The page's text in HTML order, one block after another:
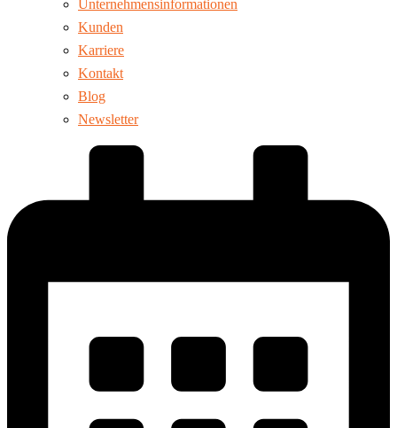
Unternehmensinformationen
Kunden
Karriere
Kontakt
Blog
Newsletter